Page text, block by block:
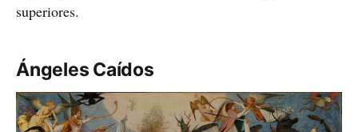
superiores.
Ángeles Caídos